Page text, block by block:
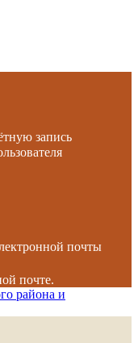
запись
почты
почте.
района и